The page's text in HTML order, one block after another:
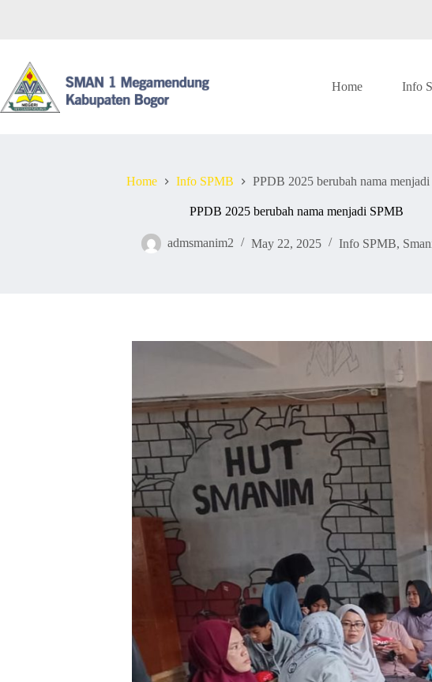
Home Info
Home Info SPMB PPDB 2025 berubah nama
PPDB 2025 berubah nama menjadi SPMB
admsmanim2 May 22, 2025 Info SPMB,